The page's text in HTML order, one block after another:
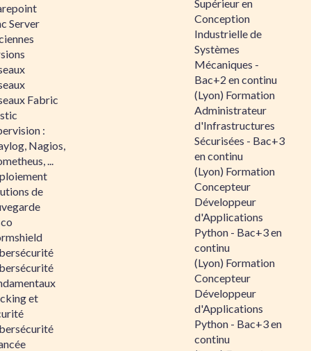
Server
Fabric
:
Nagios,
...
de
et
Supérieur en
Conception
Industrielle de
Systèmes
Mécaniques -
Bac+2 en continu
(Lyon) Formation
Administrateur
d'Infrastructures
Sécurisées - Bac+3
en continu
(Lyon) Formation
Concepteur
Développeur
d'Applications
Python - Bac+3 en
continu
(Lyon) Formation
Concepteur
Développeur
d'Applications
Python - Bac+3 en
continu